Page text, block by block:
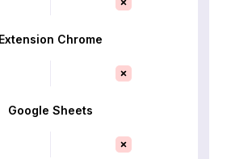
Extension Chrome
Google Sheets